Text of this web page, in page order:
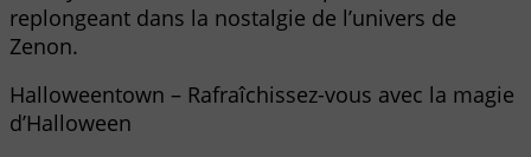
replongeant dans la nostalgie de l’univers de
Zenon.
Halloweentown – Rafraîchissez-vous avec la magie
d’Halloween